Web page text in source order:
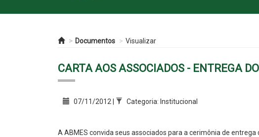
Documentos Visualizar
CARTA AOS ASSOCIADOS - ENTREGA
07/11/2012 | Categoria: Institucional
A ABMES convida seus associados para a cerimônia de